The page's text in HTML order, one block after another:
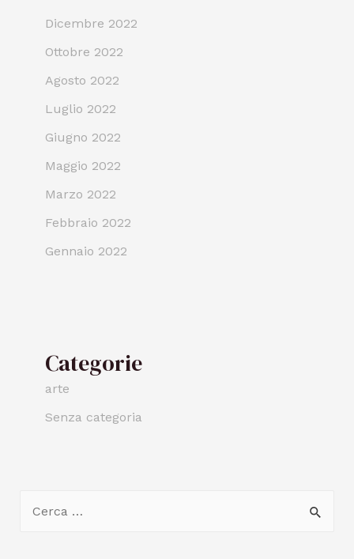
Dicembre 2022
Ottobre 2022
Agosto 2022
Luglio 2022
Giugno 2022
Maggio 2022
Marzo 2022
Febbraio 2022
Gennaio 2022
Categorie
arte
Senza categoria